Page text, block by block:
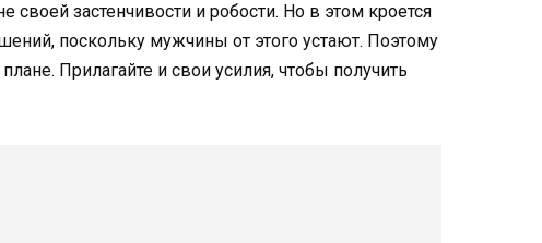
застенчивости и робости. Но в этом кроется
поскольку мужчины от этого устают. Поэтому
Прилагайте и свои усилия, чтобы получить